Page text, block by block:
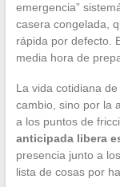
emergencia”
casera congelada,
rápida por defecto.
media hora de
La vida cotidiana
cambio, sino por la
a los puntos de
anticipada libera
presencia junto a
lista de cosas por